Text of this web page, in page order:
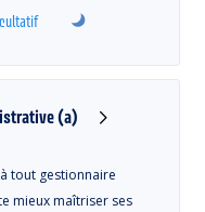
(a)
tout gestionnaire
mieux maîtriser ses